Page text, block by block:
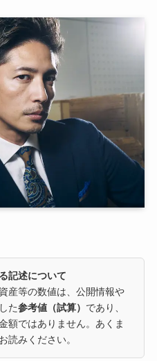
記述について
産等の数値は、公開情報や
た参考値（試算） であり、
額ではありません。あくま
読みください。